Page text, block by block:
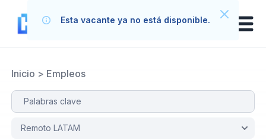
Inicio > Empleos
Esta vacante ya no está disponible.